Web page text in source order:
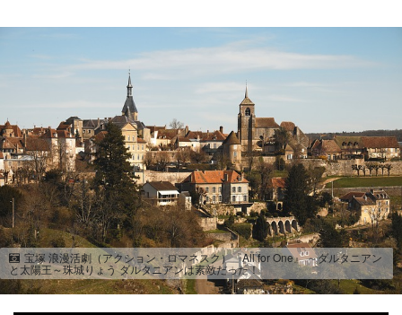
宝塚 浪漫活劇（アクション・ロマネスク）『All for One』 ～ダルタニアン
と太陽王～珠城りょう ダルタニアンは素敵だった！